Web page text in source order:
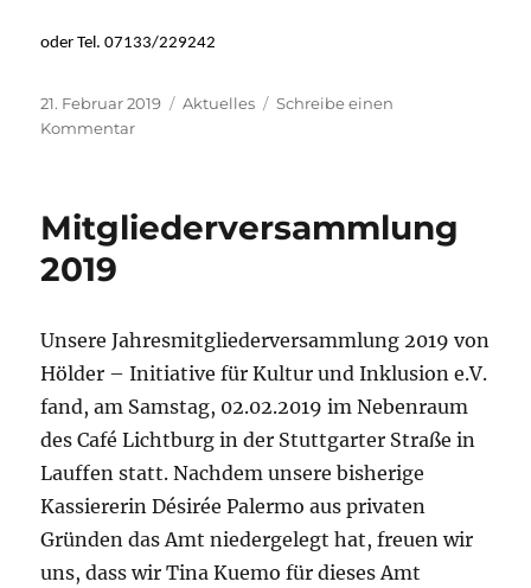
oder Tel. 07133/229242
Veröffentlicht
am
21. Februar 2019 Kategorien
Aktuelles
Schreibe einen
Kommentarzu
Volunteers
Mitgliederversammlung
2019
Unsere Jahresmitgliederversammlung 2019 von
Hölder – Initiative für Kultur und Inklusion e.V.
fand, am Samstag, 02.02.2019 im Nebenraum
des Café Lichtburg in der Stuttgarter Straße in
Lauffen statt. Nachdem unsere bisherige
Kassiererin Désirée Palermo aus privaten
Gründen das Amt niedergelegt hat, freuen wir
uns, dass wir Tina Kuemo für dieses Amt